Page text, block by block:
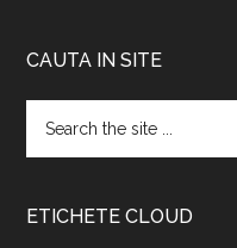
CAUTA IN SITE
the
ETICHETE CLOUD